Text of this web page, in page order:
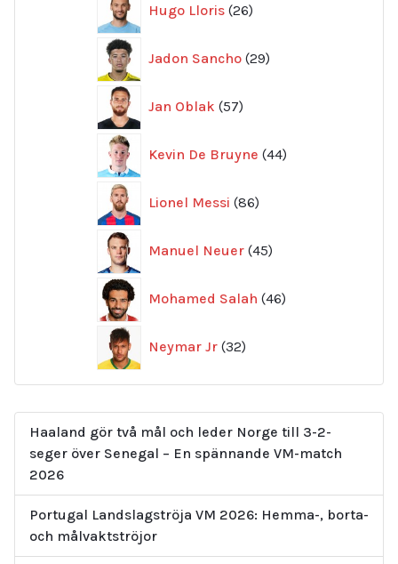
Hugo Lloris 26
produkter
Jadon Sancho 29
produkter
Jan Oblak 57
produkter
Kevin De Bruyne 44
produkter
Lionel Messi 86
produkter
Manuel Neuer 45
produkter
Mohamed Salah 46
produkter
Neymar Jr 32
produkter
Haaland gör två mål och leder Norge till 3-2-
seger över Senegal – En spännande VM-match
2026
Portugal Landslagströja VM 2026: Hemma-, borta-
och målvaktströjor